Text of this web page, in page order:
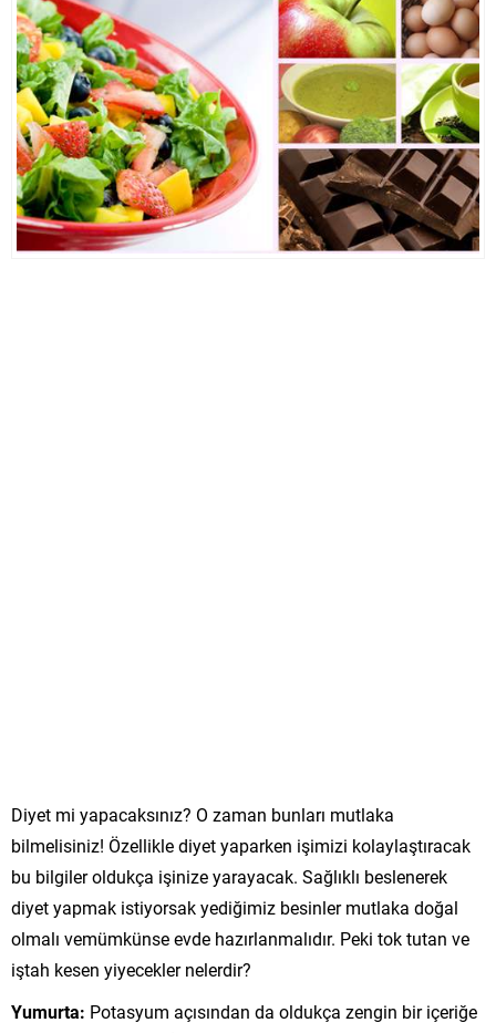
Diyet mi yapacaksınız? O zaman bunları mutlaka
bilmelisiniz! Özellikle diyet yaparken işimizi kolaylaştıracak
bu bilgiler oldukça işinize yarayacak. Sağlıklı beslenerek
diyet yapmak istiyorsak yediğimiz besinler mutlaka doğal
olmalı vemümkünse evde hazırlanmalıdır. Peki tok tutan ve
iştah kesen yiyecekler nelerdir?
Yumurta: Potasyum açısından da oldukça zengin bir içeriğe